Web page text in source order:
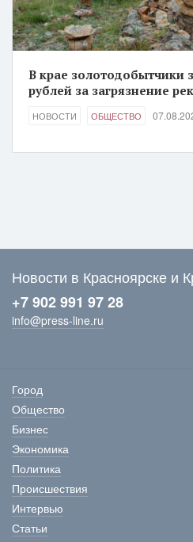
В крае золотодобытчики
рублей за загрязнение рек
НОВОСТИ ОБЩЕСТВО
Новости в Красноярске и
+7 902 991 97 28
info@press-line.ru
Город
Общество
Бизнес
Экономика
Политика
Происшествия
Интервью
Статьи